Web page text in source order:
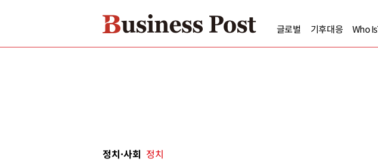
글로벌 기후대응 Who
정치·사회 정치